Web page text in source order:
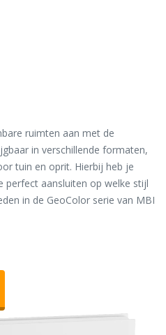
ruimten aan met de
in verschillende formaten,
tuin en oprit. Hierbij heb je
perfect aansluiten op welke stijl
in de GeoColor serie van MBI